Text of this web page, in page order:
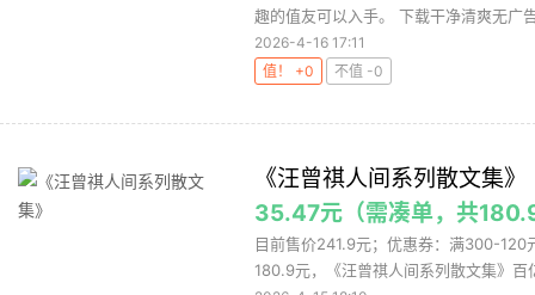
趣的值友可以入手。 下载干净清爽无广
2026-4-16 17:11
值！ +0
不值 -0
《汪曾祺人间系列散文集》
35.47元（需凑单，共
目前售价241.9元；优惠券：满300-120
180.9元，《汪曾祺人间系列散文集》